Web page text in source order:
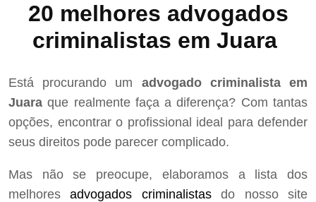
20 melhores advogados
criminalistas em Juara
Está procurando um advogado criminalista em
Juara que realmente faça a diferença? Com tantas
opções, encontrar o profissional ideal para defender
seus direitos pode parecer complicado.
Mas não se preocupe, elaboramos a lista dos
melhoresadvogados criminalistasdo nosso site